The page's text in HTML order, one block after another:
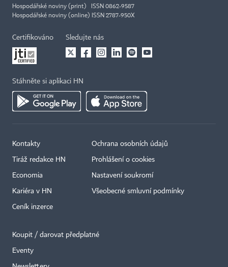
Hospodářské noviny (print) ISSN 0862-9587
Hospodářské noviny (online) ISSN 2787-950X
Certifikováno Sledujte nás
Stáhněte si aplikaci HN
Kontakty
Tiráž redakce HN
Economia
Kariéra v HN
Ceník inzerce
Ochrana osobních údajů
Prohlášení o cookies
Nastavení soukromí
Všeobecné smluvní podmínky
Koupit / darovat předplatné
Eventy